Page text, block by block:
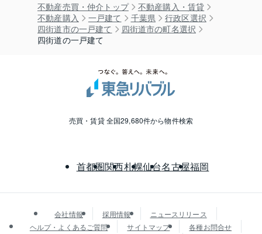
不動産売買・仲介トップ
不動産購入・賃貸
不動産購入
一戸建て 千葉県
行政区選択
四街道市の一戸建て
四街道市の町名選択
四街道の一戸建て
売買・賃貸 全国29,680件から物件検索
首都圏関西札幌仙台名古屋福岡
会社情報 採用情報
ニュースリリース
ヘルプ・よくあるご質問
サイトマップ
各種お問合せ